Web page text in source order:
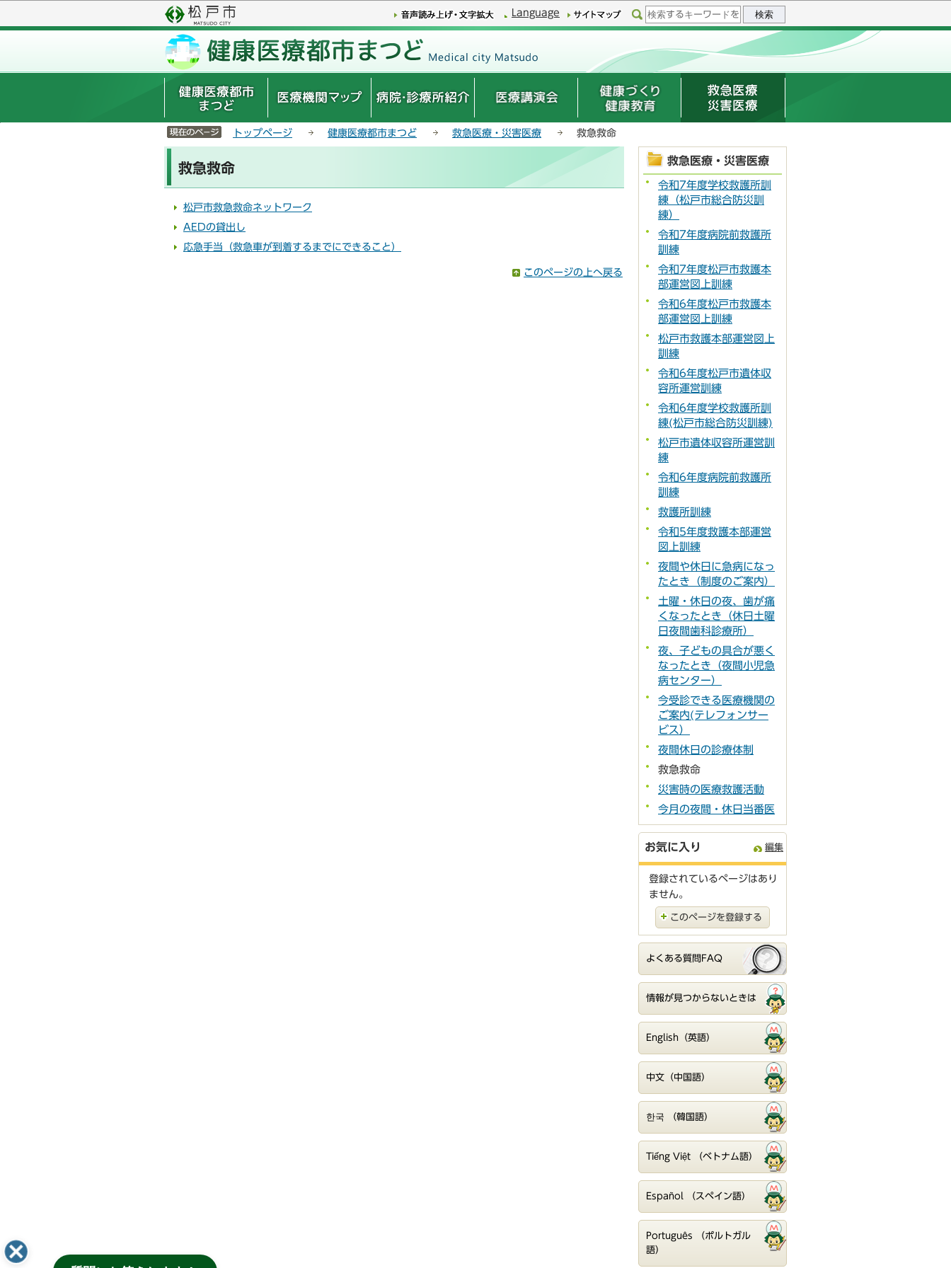
ジ
ニ
このページの本文へ移動Language
サイトメニューここまで
トップページ 健康医療都市まつど 救急医療・災害医療 救急救命
こ
救急救命
松戸市救急救命ネットワーク
AEDの貸出し
応急手当（救急車が到着するまでにできること）
このページの上へ戻る
救急医療・災害医療
令和7年度学校救護所訓
練（松戸市総合防災訓
練）
令和7年度病院前救護所
訓練
令和7年度松戸市救護本
部運営図上訓練
令和6年度松戸市救護本
部運営図上訓練
松戸市救護本部運営図上
訓練
令和6年度松戸市遺体収
容所運営訓練
令和6年度学校救護所訓
練(松戸市総合防災訓練)
松戸市遺体収容所運営訓
練
令和6年度病院前救護所
訓練
救護所訓練
令和5年度救護本部運営
図上訓練
夜間や休日に急病になっ
たとき（制度のご案内）
土曜・休日の夜、歯が痛
くなったとき（休日土曜
日夜間歯科診療所）
夜、子どもの具合が悪く
なったとき（夜間小児急
病センター）
今受診できる医療機関の
ご案内(テレフォンサー
ビス）
夜間休日の診療体制
救急救命
災害時の医療救護活動
今月の夜間・休日当番医
お気に入り 編集
登録されているページはあり
ません。
このページを登録する
よくある質問FAQ
情報が見つからないときは
English（英語）
中文（中国語）
한국 （韓国語）
Tiếng Việt （ベトナム語）
Español （スペイン語）
Português （ポルトガル
語）